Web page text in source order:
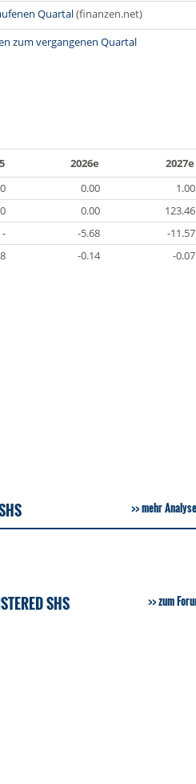
Quartal(finanzen.net)
zum vergangenen Quartal
2026e
2027e
0.00
1.00
0.00
123.46
- -5.68
-11.57
-0.14 -0.07
mehr
SHS zum